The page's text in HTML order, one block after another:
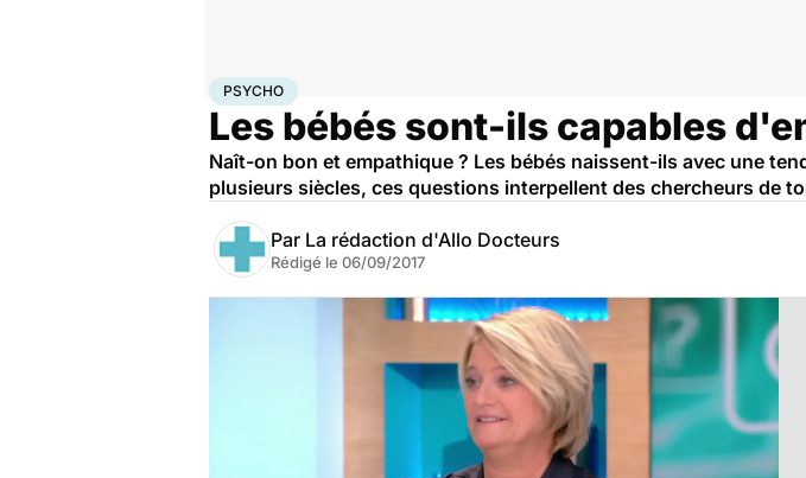
AccueilBien-être
PSYCHO
Les bébés sont-ils capables
Naît-on bon et empathique ? Les bébés naissent-ils avec une
plusieurs siècles, ces questions interpellent des chercheurs de
Par La rédaction d'Allo Docteurs
Rédigé le 06/09/2017